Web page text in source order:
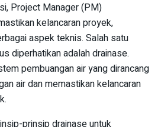
Project Manager (PM)
kelancaran proyek,
aspek teknis. Salah satu
diperhatikan adalah drainase.
pembuangan air yang dirancang
air dan memastikan kelancaran